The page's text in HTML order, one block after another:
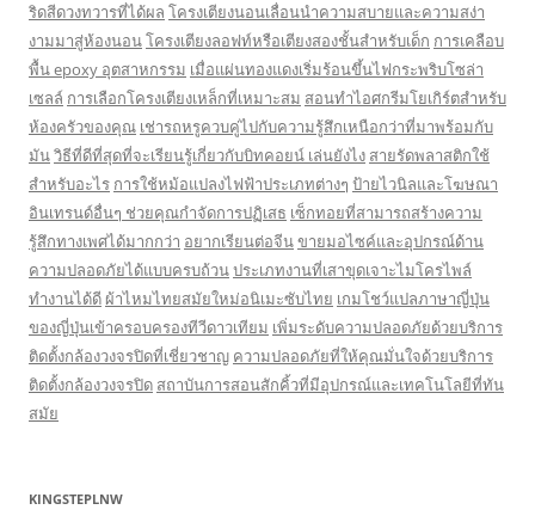
ริดสีดวงทวารที่ได้ผล โครงเตียงนอนเลื่อนนำความสบายและความสง่า
งามมาสู่ห้องนอนโครงเตียงลอฟท์หรือเตียงสองชั้นสำหรับเด็ก การเคลือบ
พื้น epoxy อุตสาหกรรม เมื่อแผ่นทองแดงเริ่มร้อนขึ้นไฟกระพริบโซล่า
เซลล์ การเลือกโครงเตียงเหล็กที่เหมาะสม สอนทำไอศกรีมโยเกิร์ตสำหรับ
ห้องครัวของคุณ เช่ารถหรูควบคู่ไปกับความรู้สึกเหนือกว่าที่มาพร้อมกับ
มันวิธีที่ดีที่สุดที่จะเรียนรู้เกี่ยวกับบิทคอยน์ เล่นยังไง สายรัดพลาสติกใช้
สำหรับอะไร การใช้หม้อแปลงไฟฟ้าประเภทต่างๆ ป้ายไวนิลและโฆษณา
อินเทรนด์อื่นๆ ช่วยคุณกำจัดการปฏิเสธ เซ็กทอยที่สามารถสร้างความ
รู้สึกทางเพศได้มากกว่า อยากเรียนต่อจีนขายมอไซค์และอุปกรณ์ด้าน
ความปลอดภัยได้แบบครบถ้วนประเภทงานที่เสาขุดเจาะไมโครไพล์
ทำงานได้ดี ผ้าไหมไทยสมัยใหม่อนิเมะซับไทย เกมโชว์แปลภาษาญี่ปุ่น
ของญี่ปุ่นเข้าครอบครองทีวีดาวเทียม เพิ่มระดับความปลอดภัยด้วยบริการ
ติดตั้งกล้องวงจรปิดที่เชี่ยวชาญ ความปลอดภัยที่ให้คุณมั่นใจด้วยบริการ
ติดตั้งกล้องวงจรปิด สถาบันการสอนสักคิ้วที่มีอุปกรณ์และเทคโนโลยีที่ทัน
สมัย
KINGSTEPLNW